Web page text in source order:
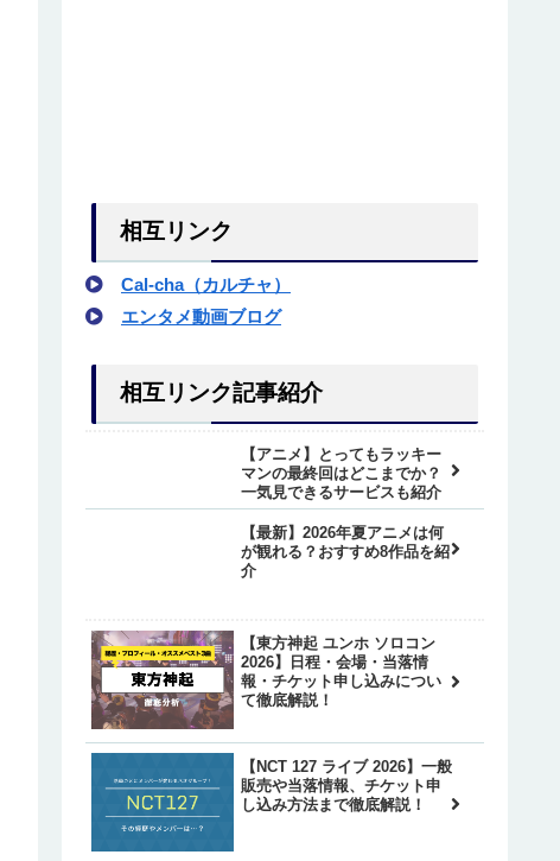
相互リンク
Cal-cha（カルチャ）
エンタメ動画ブログ
相互リンク記事紹介
【アニメ】とってもラッキー
マンの最終回はどこまでか？
一気見できるサービスも紹介
【最新】2026年夏アニメは何
が観れる？おすすめ8作品を紹
介
【東方神起 ユンホ ソロコン
2026】日程・会場・当落情
報・チケット申し込みについ
て徹底解説！
【NCT 127 ライブ 2026】一般
販売や当落情報、チケット申
し込み方法まで徹底解説！